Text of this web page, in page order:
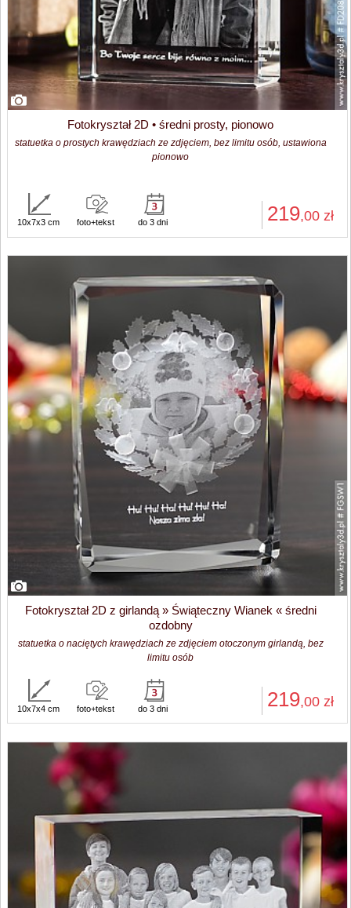
Fotokryształ 2D • średni prosty, pionowo
statuetka o prostych krawędziach ze zdjęciem, bez limitu osób, ustawiona
pionowo
219,00 zł
10x7x3 cm foto+tekst do 3 dni
Fotokryształ 2D z girlandą » Świąteczny Wianek « średni
ozdobny
statuetka o naciętych krawędziach ze zdjęciem otoczonym girlandą, bez
limitu osób
219,00 zł
10x7x4 cm foto+tekst do 3 dni